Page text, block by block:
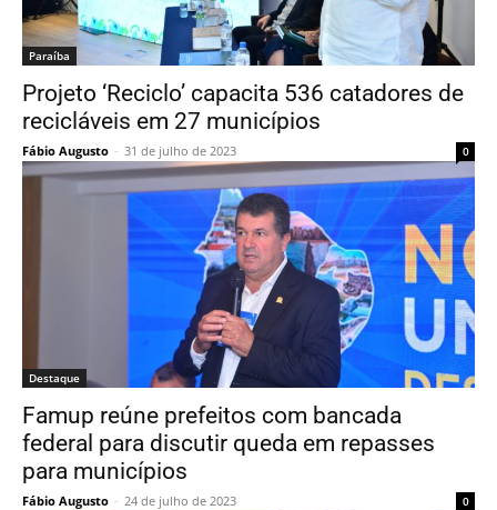
Paraí­ba
Projeto ‘Reciclo’ capacita 536 catadores de
recicláveis em 27 municípios
Fábio Augusto - 31 de julho de 2023 0
Destaque
Famup reúne prefeitos com bancada
federal para discutir queda em repasses
para municípios
Fábio Augusto - 24 de julho de 2023 0